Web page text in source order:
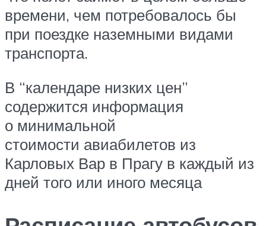
времени, чем потребовалось бы
при поездке наземными видами
транспорта.
В “календаре низких цен”
содержится информация
о минимальной
стоимости авиабилетов из
Карловых Вар в Прагу в каждый из
дней того или иного месяца